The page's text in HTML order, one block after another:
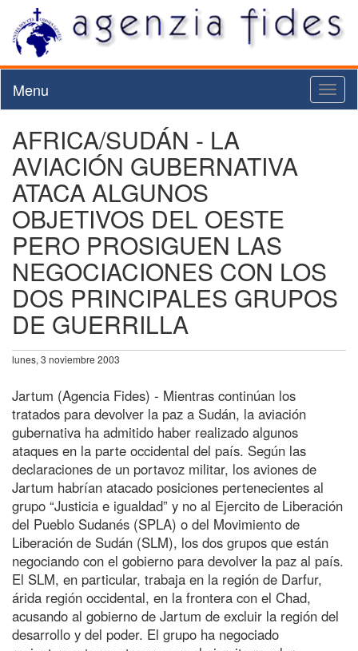
Menu
AFRICA/SUDÁN - LA
AVIACIÓN GUBERNATIVA
ATACA ALGUNOS
OBJETIVOS DEL OESTE
PERO PROSIGUEN LAS
NEGOCIACIONES CON LOS
DOS PRINCIPALES GRUPOS
DE GUERRILLA
lunes, 3 noviembre 2003
Jartum (Agencia Fides) - Mientras continúan los
tratados para devolver la paz a Sudán, la aviación
gubernativa ha admitido haber realizado algunos
ataques en la parte occidental del país. Según las
declaraciones de un portavoz militar, los aviones de
Jartum habrían atacado posiciones pertenecientes al
grupo “Justicia e igualdad” y no al Ejercito de Liberación
del Pueblo Sudanés (SPLA) o del Movimiento de
Liberación de Sudán (SLM), los dos grupos que están
negociando con el gobierno para devolver la paz al país.
El SLM, en particular, trabaja en la región de Darfur,
árida región occidental, en la frontera con el Chad,
acusando al gobierno de Jartum de excluir la región del
desarrollo y del poder. El grupo ha negociado